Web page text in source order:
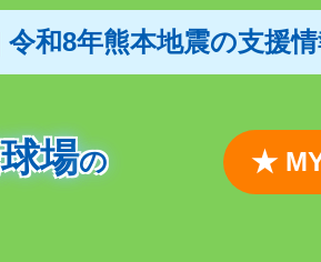
令和8年熊本地震の支援
場の
★